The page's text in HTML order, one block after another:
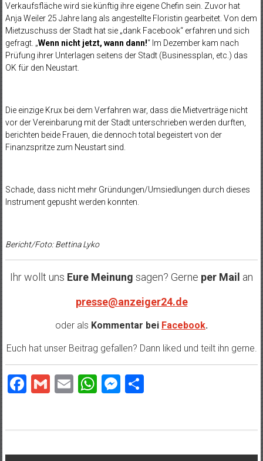
Verkaufsfläche wird sie künftig ihre eigene Chefin sein. Zuvor hat
Anja Weiler 25 Jahre lang als angestellte Floristin gearbeitet. Von dem
Mietzuschuss der Stadt hat sie „dank Facebook“ erfahren und sich
gefragt. „Wenn nicht jetzt, wann dann!“ Im Dezember kam nach
Prüfung ihrer Unterlagen seitens der Stadt (Businessplan, etc.) das
OK für den Neustart.
Die einzige Krux bei dem Verfahren war, dass die Mietverträge nicht
vor der Vereinbarung mit der Stadt unterschrieben werden durften,
berichten beide Frauen, die dennoch total begeistert von der
Finanzspritze zum Neustart sind.
Schade, dass nicht mehr Gründungen/Umsiedlungen durch dieses
Instrument gepusht werden konnten.
Bericht/Foto: Bettina Lyko
Ihr wollt uns Eure Meinung sagen? Gerne per Mail an
presse@anzeiger24.de
oder als Kommentar bei Facebook.
Euch hat unser Beitrag gefallen? Dann liked und teilt ihn gerne.
Facebook
Gmail
EmailWhatsApp
Messenger
Teilen